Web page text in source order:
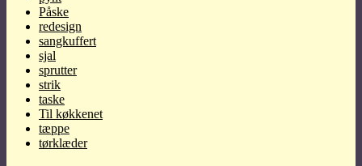
Påske
redesign
sangkuffert
sjal
sprutter
strik
taske
Til køkkenet
tæppe
tørklæder